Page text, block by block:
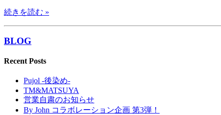
続きを読む »
BLOG
Recent Posts
Pujol -後染め-
TM&MATSUYA
営業自粛のお知らせ
By John コラボレーション企画 第3弾！